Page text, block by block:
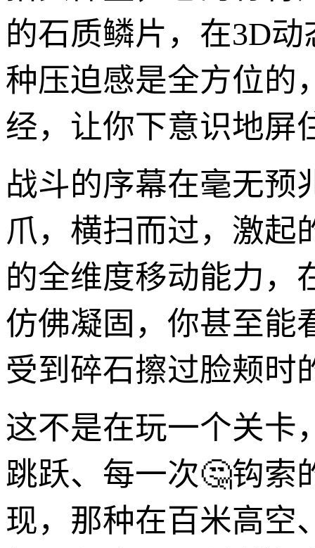
的石质鳞片，在3D
种压迫感是全方位的
经，让你下意识地屏
战斗的序幕在毫无预
爪，横扫而过，激起
的全维度移动能力，
仿佛凝固，你甚至能
受到碎石擦过脸颊时
这不是在玩一个关卡
跳跃、每一次🤔钩索
现，那种在百米高空